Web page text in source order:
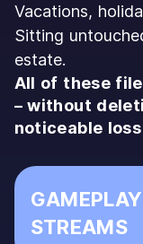
Vacations,
Sitting
estate.
All of these
– without
noticeable
STREAMS